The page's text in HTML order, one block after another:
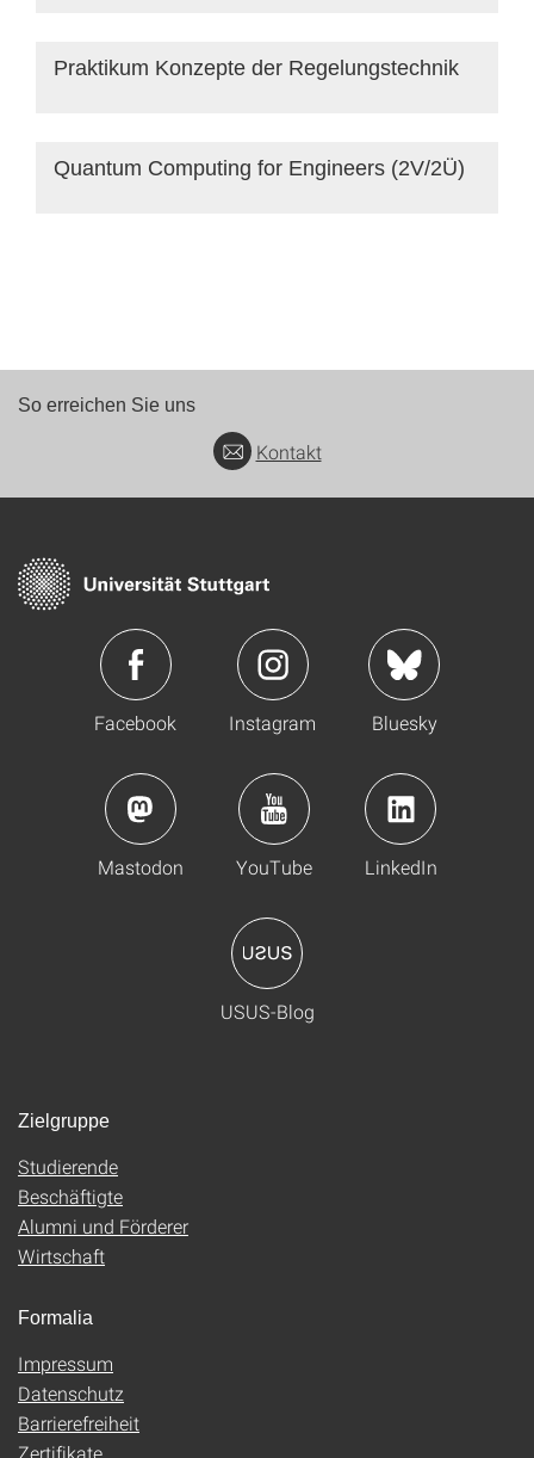
Praktikum Konzepte der Regelungstechnik
Quantum Computing for Engineers (2V/2Ü)
So erreichen Sie uns
Kontakt
Facebook Instagram Bluesky
Mastodon YouTube LinkedIn
USUS-Blog
Zielgruppe
Studierende
Beschäftigte
Alumni und Förderer
Wirtschaft
Formalia
Impressum
Datenschutz
Barrierefreiheit
Zertifikate